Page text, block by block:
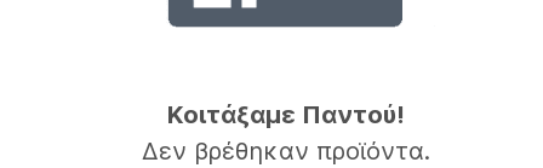
Κοιτάξαμε Παντού!
Δεν βρέθηκαν προϊόντα.